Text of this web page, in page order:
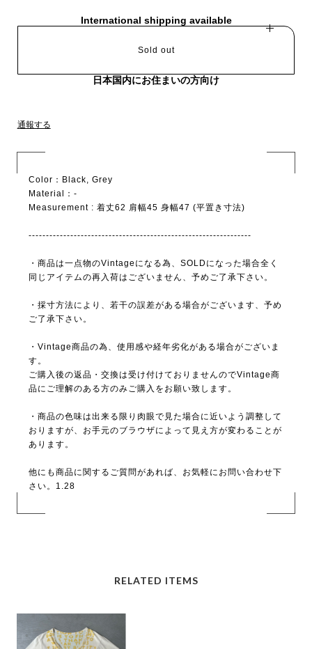
International shipping available
Sold out
日本国内にお住まいの方向け
通報する
Color：Black, Grey
Material：-
Measurement : 着丈62 肩幅45 身幅47 (平置き寸法)
----------------------------------------------------------------
・商品は一点物のVintageになる為、SOLDになった場合全く
同じアイテムの再入荷はございません、予めご了承下さい。
・採寸方法により、若干の誤差がある場合がございます、予め
ご了承下さい。
・Vintage商品の為、使用感や経年劣化がある場合がございま
す。
ご購入後の返品・交換は受け付けておりませんのでVintage商
品にご理解のある方のみご購入をお願い致します。
・商品の色味は出来る限り肉眼で見た場合に近いよう調整して
おりますが、お手元のブラウザによって見え方が変わることが
あります。
他にも商品に関するご質問があれば、お気軽にお問い合わせ下
さい。1.28
RELATED ITEMS